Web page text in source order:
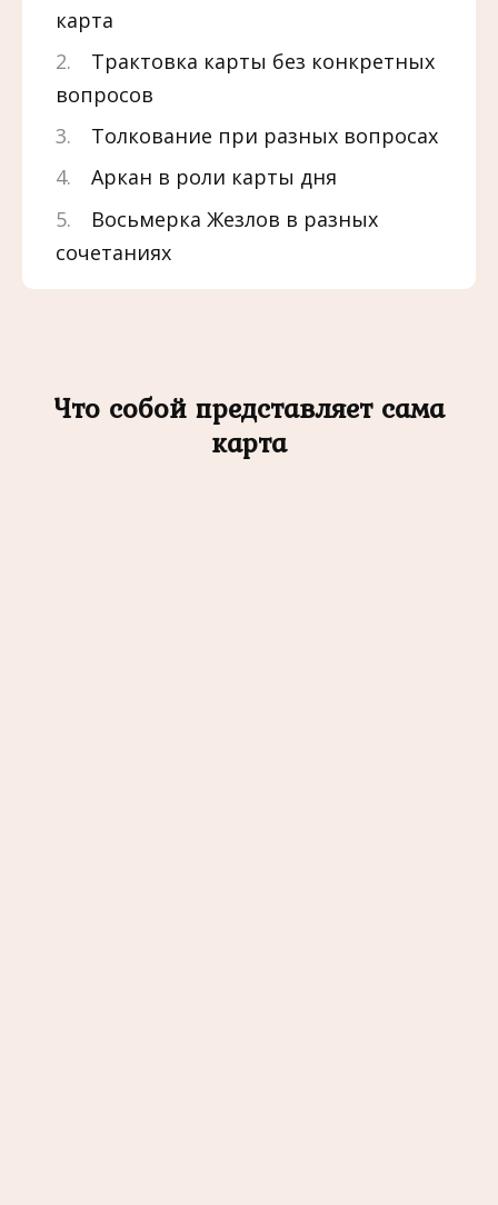
карта
Трактовка карты без конкретных
вопросов
Толкование при разных вопросах
Аркан в роли карты дня
Восьмерка Жезлов в разных
сочетаниях
Что собой представляет сама
карта